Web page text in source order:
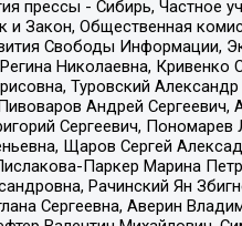
прессы - Сибирь, Частное
Закон, Общественная
Свободы
Николаевна,
Туровский
Андрей
Сергеевич,
Щаров Сергей
Паркер Марина
Рачинский Ян
Сергеевна, Аверин